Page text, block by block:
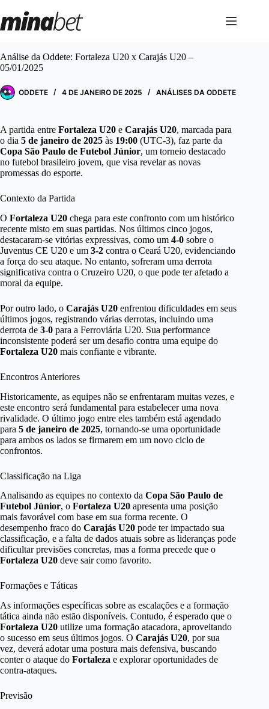
para
o
Análise da Oddete: Fortaleza U20 x Carajás U20 –
05/01/2025
ODDETE 4 DE JANEIRO DE 2025 ANÁLISES DA ODDETE
A partida entre Fortaleza U20 e Carajás U20, marcada para
o dia 5 de janeiro de 2025 às 19:00 (UTC-3), faz parte da
Copa São Paulo de Futebol Júnior, um torneio destacado
no futebol brasileiro jovem, que visa revelar as novas
promessas do esporte.
Contexto da Partida
O Fortaleza U20 chega para este confronto com um histórico
recente misto em suas partidas. Nos últimos cinco jogos,
destacaram-se vitórias expressivas, como um 4-0 sobre o
Juventus CE U20 e um 3-2 contra o Ceará U20, evidenciando
a força do seu ataque. No entanto, sofreram uma derrota
significativa contra o Cruzeiro U20, o que pode ter afetado a
moral da equipe.
Por outro lado, o Carajás U20 enfrentou dificuldades em seus
últimos jogos, registrando várias derrotas, incluindo uma
derrota de 3-0 para a Ferroviária U20. Sua performance
inconsistente poderá ser um desafio contra uma equipe do
Fortaleza U20 mais confiante e vibrante.
Encontros Anteriores
Historicamente, as equipes não se enfrentaram muitas vezes, e
este encontro será fundamental para estabelecer uma nova
rivalidade. O último jogo entre eles também está agendado
para 5 de janeiro de 2025, tornando-se uma oportunidade
para ambos os lados se firmarem em um novo ciclo de
confrontos.
Classificação na Liga
Analisando as equipes no contexto da Copa São Paulo de
Futebol Júnior, o Fortaleza U20 apresenta uma posição
mais favorável com base em sua forma recente. O
desempenho fraco do Carajás U20 pode ter impactado sua
classificação, e a falta de dados atuais sobre as lideranças pode
dificultar previsões concretas, mas a forma precede que o
Fortaleza U20 deve sair como favorito.
Formações e Táticas
As informações específicas sobre as escalações e a formação
tática ainda não estão disponíveis. Contudo, é esperado que o
Fortaleza U20 utilize uma formação atacadora, aproveitando
o sucesso em seus últimos jogos. O Carajás U20, por sua
vez, deverá adotar uma postura mais defensiva, buscando
conter o ataque do Fortaleza e explorar oportunidades de
contra-ataques.
Previsão